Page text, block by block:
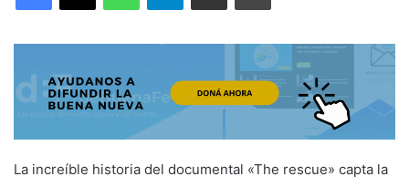
La increíble historia del documental «The rescue» capta la